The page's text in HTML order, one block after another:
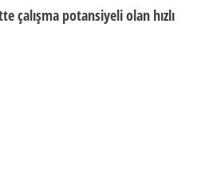
çalışma potansiyeli olan hızlı